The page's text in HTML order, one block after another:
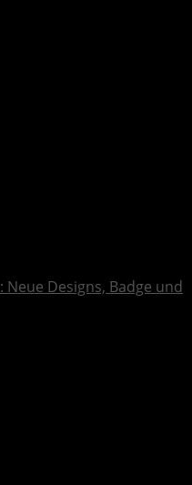
Neue Designs, Badge und